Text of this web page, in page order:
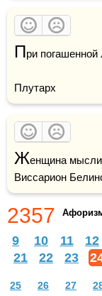
При
Плутарх
Женщина
Виссарион
2357
9 10 11 12
21
22 23
25 26 27